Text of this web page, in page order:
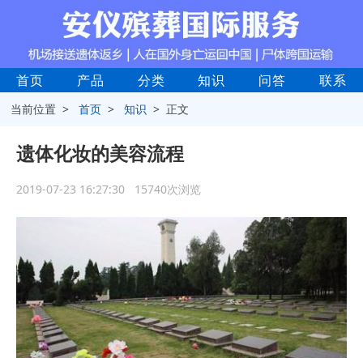
首页 产品 分类 知识 问答 联系
当前位置 >首页 >知识 > 正文
遗体化妆的美容流程
2019-07-23 16:27:30 15740次浏览